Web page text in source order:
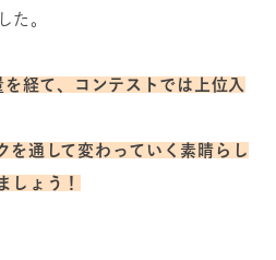
た。
経て、コンテストでは上位入
を通して変わっていく素晴らし
しょう！